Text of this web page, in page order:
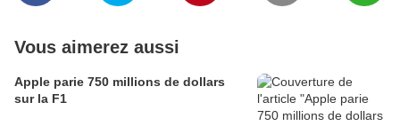
Vous aimerez aussi
Apple parie 750 millions de dollars
sur la F1